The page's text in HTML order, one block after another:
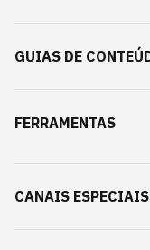
GUIAS DE
FERRAMENTAS
CANAIS ESPECIAIS